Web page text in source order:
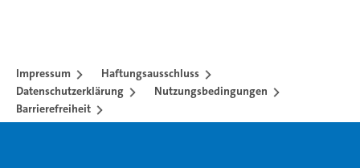
Impressum
Haftungsausschluss
Datenschutzerklärung
Nutzungsbedingungen
Barrierefreiheit